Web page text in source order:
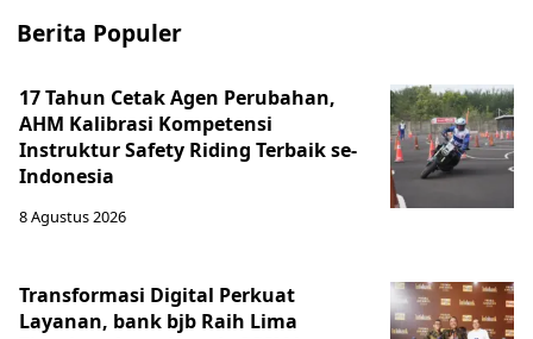
Berita Populer
17 Tahun Cetak Agen Perubahan,
AHM Kalibrasi Kompetensi
Instruktur Safety Riding Terbaik se-
Indonesia
8 Agustus 2026
Transformasi Digital Perkuat
Layanan, bank bjb Raih Lima